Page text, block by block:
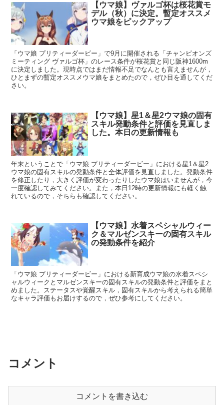
【ウマ娘】ヴァルゴ杯は桜花賞モ
デル（秋）に決定。暫定オススメ
ウマ娘をピックアップ
「ウマ娘 プリティーダービー」で9月に開催される「チャンピオンズ
ミーティング ヴァルゴ杯」のレース条件が桜花賞と同じ阪神1600m
に決定しました。現時点ではまだ情報不足でなんとも言えませんが，
ひとまずの暫定オススメウマ娘をまとめたので，ぜひ目を通してくだ
さい。
【ウマ娘】星1＆星2ウマ娘の固有
スキル発動条件と評価を見直しま
した。本日の更新情報も
年末ということで「ウマ娘 プリティーダービー」における星1＆星2
ウマ娘の固有スキルの発動条件と全体評価を見直しました。発動条件
を修正したり，大きく評価が変わったりしたウマ娘はいませんが，今
一度確認してみてください。また，本日12時の更新情報にも軽く触
れているので，そちらも確認してください。
【ウマ娘】水着スペシャルウィー
ク＆マルゼンスキーの固有スキル
の発動条件を紹介
「ウマ娘 プリティーダービー」における新育成ウマ娘の水着スペシ
ャルウィークとマルゼンスキーの固有スキルの発動条件と評価をまと
めました。ステータスや覚醒スキル，固有スキルから考えられる簡単
なキャラ評価もお届けするので，ぜひ参考にしてください。
コメント
コメントを書き込む